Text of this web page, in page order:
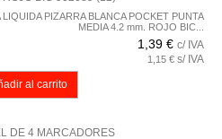
PIZARRA BLANCA POCKET PUNTA
MEDIA 4.2 mm. ROJO BIC...
1,39 € c/ IVA
1,15 € s/ IVA
al carrito